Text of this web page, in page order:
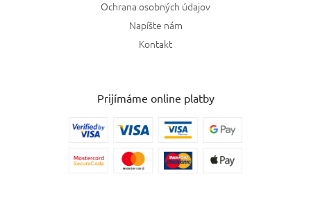
Ochrana osobných údajov
Napíšte nám
Kontakt
Prijímáme online platby